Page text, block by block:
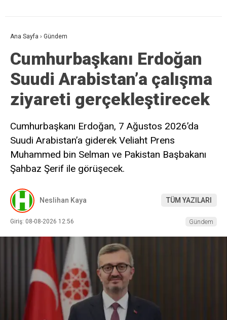
Ana Sayfa › Gündem
Cumhurbaşkanı Erdoğan
Suudi Arabistan’a çalışma
ziyareti gerçekleştirecek
Cumhurbaşkanı Erdoğan, 7 Ağustos 2026’da
Suudi Arabistan’a giderek Veliaht Prens
Muhammed bin Selman ve Pakistan Başbakanı
Şahbaz Şerif ile görüşecek.
Neslihan Kaya TÜM YAZILARI
Giriş: 08-08-2026 12:56 Gündem